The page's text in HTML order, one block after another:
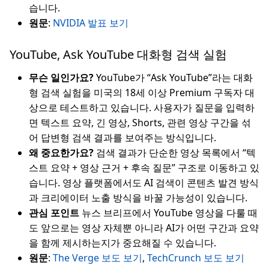
습니다.
원문: NVIDIA 발표 보기
YouTube, Ask YouTube 대화형 검색 실험
무슨 일인가요?YouTube가 “Ask YouTube”라는 대화
형 검색 실험을 미국의 18세 이상 Premium 구독자 대
상으로 테스트하고 있습니다. 사용자가 질문을 입력하
면 텍스트 요약, 긴 영상, Shorts, 관련 영상 구간을 섞
어 답변형 검색 결과를 보여주는 방식입니다.
왜 중요한가요? 검색 결과가 단순한 영상 목록에서 “텍
스트 요약 + 영상 근거 + 후속 질문” 구조로 이동하고 있
습니다. 영상 플랫폼에서도 AI 검색이 콘텐츠 발견 방식
과 크리에이터 노출 방식을 바꿀 가능성이 있습니다.
관심 포인트 뉴스 브리프에서 YouTube 영상을 다룰 때
도 앞으로는 영상 자체뿐 아니라 AI가 어떤 구간과 요약
을 함께 제시하는지가 중요해질 수 있습니다.
원문: The Verge 보도 보기, TechCrunch 보도 보기